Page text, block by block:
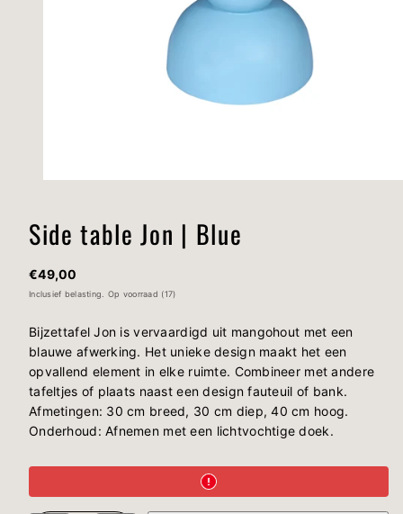
Side table Jon | Blue
Normale
prijs
€49,00
Inclusief belasting. Op voorraad (17)
Bijzettafel Jon is vervaardigd uit mangohout met een
blauwe afwerking. Het unieke design maakt het een
opvallend element in elke ruimte. Combineer met andere
tafeltjes of plaats naast een design fauteuil of bank.
Afmetingen: 30 cm breed, 30 cm diep, 40 cm hoog.
Onderhoud: Afnemen met een lichtvochtige doek.